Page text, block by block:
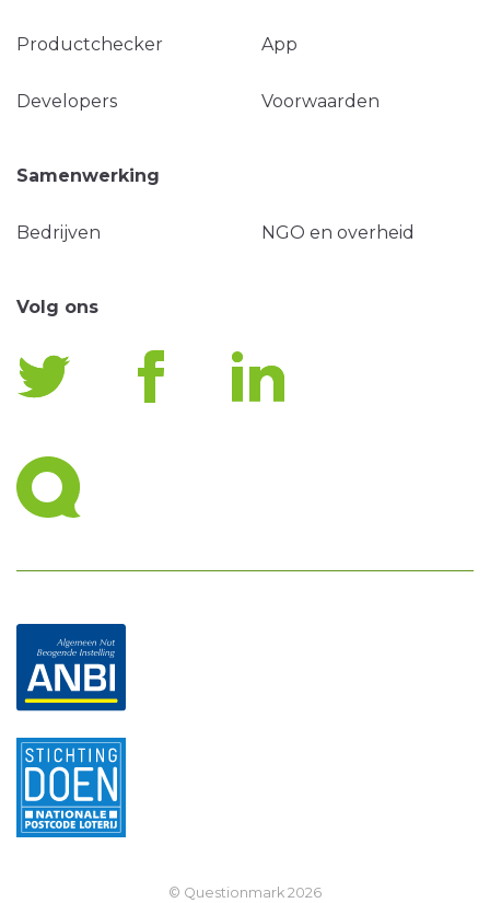
Productchecker App
Developers Voorwaarden
Samenwerking
Bedrijven NGO en overheid
Volg ons
© Questionmark 2026